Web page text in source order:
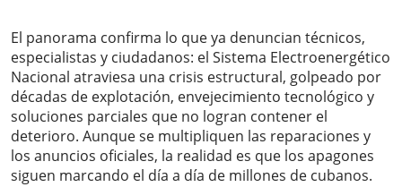
El panorama confirma lo que ya denuncian técnicos,
especialistas y ciudadanos: el Sistema Electroenergético
Nacional atraviesa una crisis estructural, golpeado por
décadas de explotación, envejecimiento tecnológico y
soluciones parciales que no logran contener el
deterioro. Aunque se multipliquen las reparaciones y
los anuncios oficiales, la realidad es que los apagones
siguen marcando el día a día de millones de cubanos.